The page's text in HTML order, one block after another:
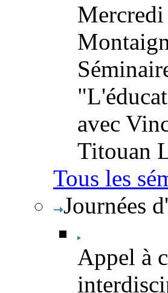
avec
Titouan
Tous les
Journées
Appel à